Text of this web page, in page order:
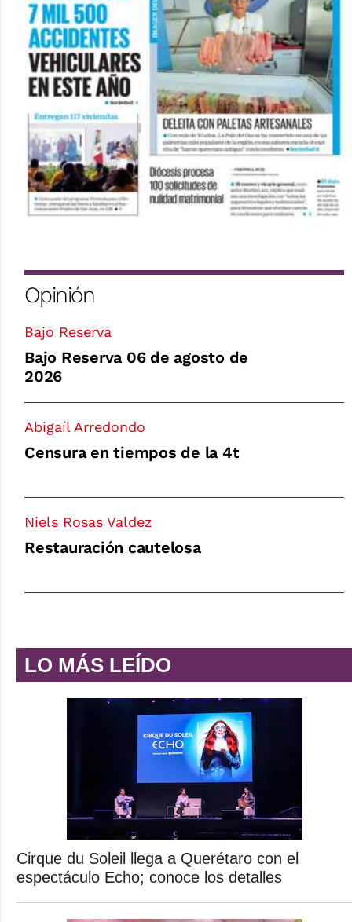
Opinión
Bajo Reserva
Bajo Reserva 06 de agosto de
2026
Abigaíl Arredondo
Censura en tiempos de la 4t
Niels Rosas Valdez
Restauración cautelosa
LO MÁS LEÍDO
Cirque du Soleil llega a Querétaro con el
espectáculo Echo; conoce los detalles